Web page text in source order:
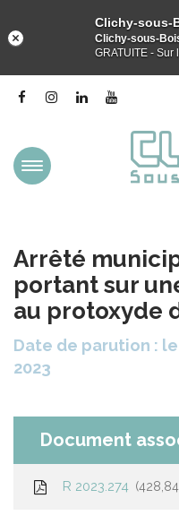
Lien
compte
Facebook
Lien
Lien
Linkedin
la
chaîne
Youtube
Aller
Arrêté
portant sur
au protoxyde
Date de parution :
2023
Document
R 2023.274
Clichy-sous-
Clichy-sous-
GRATUITE - Sur